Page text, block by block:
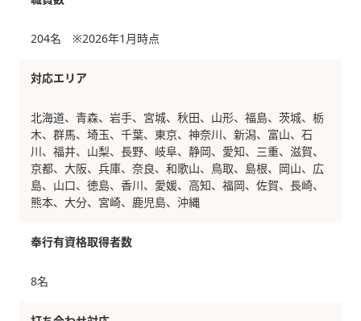
204名 ※2026年1月時点
対応エリア
北海道、青森、岩手、宮城、秋田、山形、福島、茨城、栃
木、群馬、埼玉、千葉、東京、神奈川、新潟、富山、石
川、福井、山梨、長野、岐阜、静岡、愛知、三重、滋賀、
京都、大阪、兵庫、奈良、和歌山、鳥取、島根、岡山、広
島、山口、徳島、香川、愛媛、高知、福岡、佐賀、長崎、
熊本、大分、宮崎、鹿児島、沖縄
奉行有資格取得者数
8名